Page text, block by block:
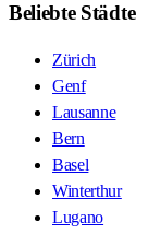
Beliebte Städte
Zürich
Genf
Lausanne
Bern
Basel
Winterthur
Lugano